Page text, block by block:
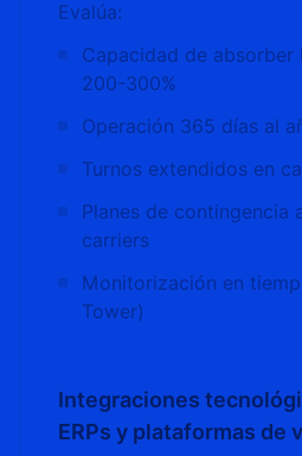
Evalúa:
Capacidad de absorber
200-300%
Operación 365 días al
Turnos extendidos en
Planes de contingencia
carriers
Monitorización en
Tower)
Integraciones
ERPs y plataformas de